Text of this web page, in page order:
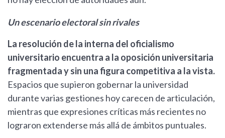
Un escenario electoral sin rivales
La resolución de la interna del oficialismo
universitario encuentra a la oposición universitaria
fragmentada y sin una figura competitiva a la vista.
Espacios que supieron gobernar la universidad
durante varias gestiones hoy carecen de articulación,
mientras que expresiones críticas más recientes no
lograron extenderse más allá de ámbitos puntuales.